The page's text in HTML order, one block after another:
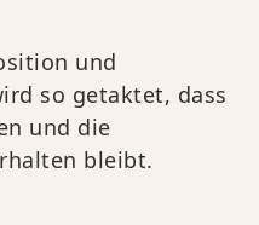
und
so getaktet, dass
und die
bleibt.